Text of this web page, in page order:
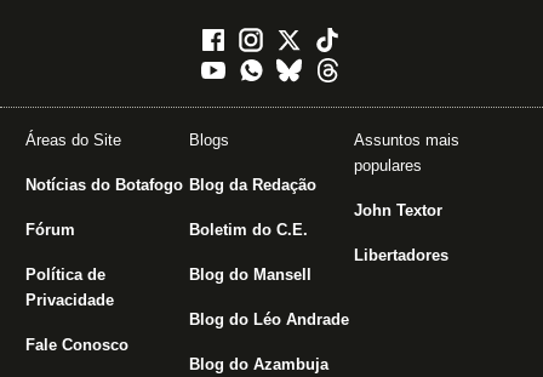
Áreas do Site
Notícias do Botafogo
Fórum
Política de
Privacidade
Fale Conosco
Blogs
Blog da Redação
Boletim do C.E.
Blog do Mansell
Blog do Léo Andrade
Blog do Azambuja
Assuntos mais
populares
John Textor
Libertadores